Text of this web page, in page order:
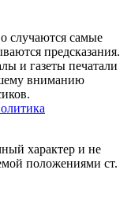
случаются самые
предсказания.
и газеты печатали
вниманию
характер и не
положениями ст.